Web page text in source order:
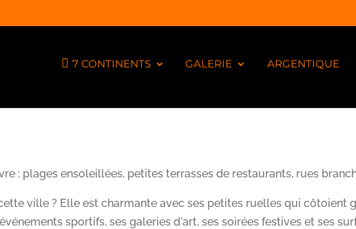
7 CONTINENTS GALERIE ARGENTIQUE
: plages ensoleillées, petites terrasses de restaurants, rues
ville ? Elle est charmante avec ses petites ruelles qui côtoient
sportifs, ses galeries d'art, ses soirées festives et ses